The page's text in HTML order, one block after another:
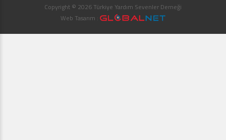
Copyright © 2026 Türkiye Yardım Sevenler Derneği
Web Tasarım :